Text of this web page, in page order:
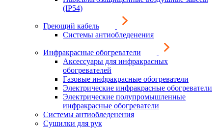
(IP54)
Греющий кабель
Системы антиобледенения
Инфракрасные обогреватели
Аксессуары для инфракрасных
обогревателей
Газовые инфракрасные обогреватели
Электрические инфракрасные обогреватели
Электрические полупромышленные
инфракрасные обогреватели
Системы антиобледенения
Сушилки для рук